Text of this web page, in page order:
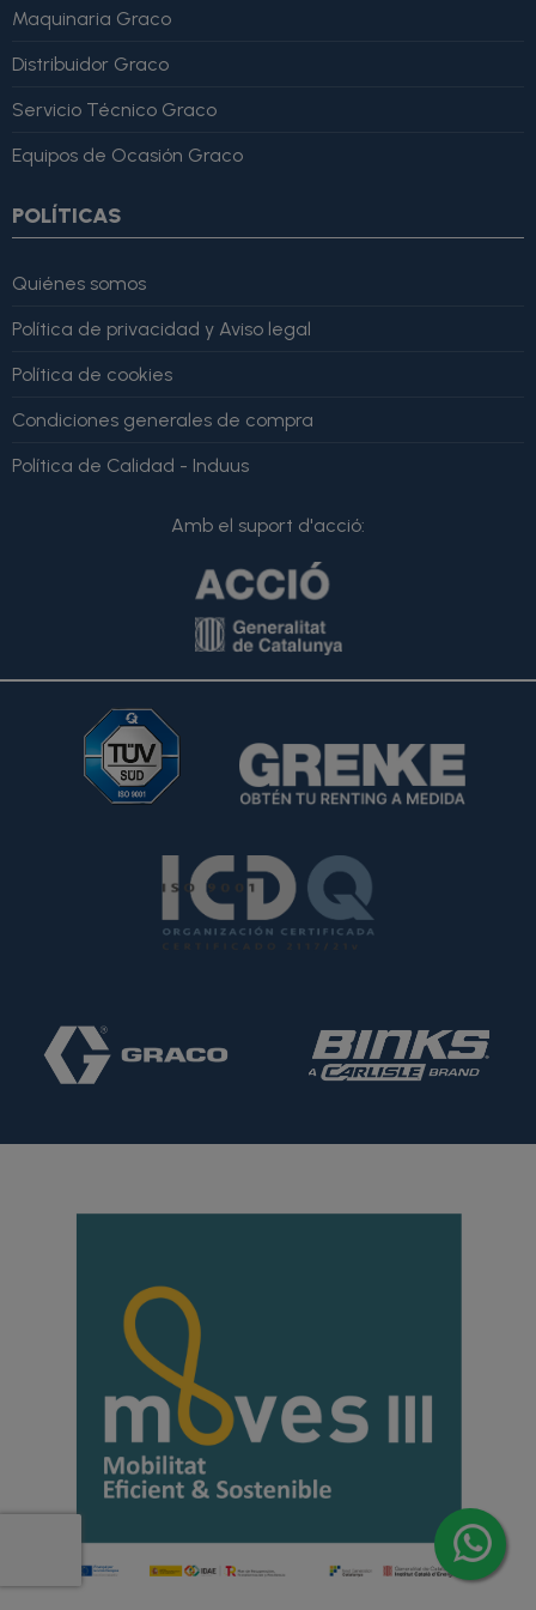
Maquinaria Graco
Distribuidor Graco
Servicio Técnico Graco
Equipos de Ocasión Graco
POLÍTICAS
Quiénes somos
Política de privacidad y Aviso legal
Política de cookies
Condiciones generales de compra
Política de Calidad - Induus
Amb el suport d'acció: